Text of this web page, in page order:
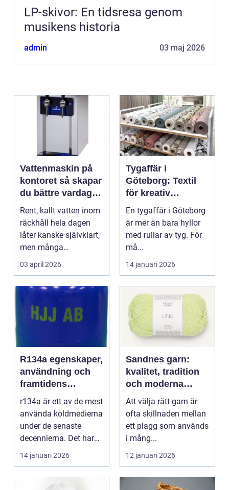
LP-skivor: En tidsresa genom
musikens historia
admin 03 maj 2026
Vattenmaskin på
kontoret så skapar
du bättre vardag
med friskt vatten
Rent, kallt vatten inom
räckhåll hela dagen
låter kanske självklart,
men många
arbetsplatser saknar ...
03 april 2026
Tygaffär i
Göteborg: Textil
för kreativ
inredning och
hållbara projekt
En tygaffär i Göteborg
är mer än bara hyllor
med rullar av tyg. För
må...
14 januari 2026
R134a egenskaper,
användning och
framtidens
alternativ
r134a är ett av de mest
använda köldmedierna
under de senaste
decennierna. Det har
haft en central r...
14 januari 2026
Sandnes garn:
kvalitet, tradition
och moderna
färger för alla
stickare
Att välja rätt garn är
ofta skillnaden mellan
ett plagg som används
i mång...
12 januari 2026